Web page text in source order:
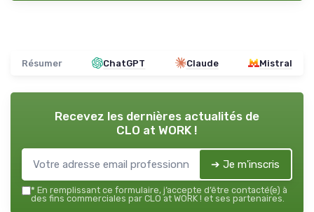
Résumer ChatGPT Claude Mistral
Recevez les dernières actualités de
CLO at WORK !
➔ Je m'inscris
* En remplissant ce formulaire, j’accepte d’être contacté(e) à
des fins commerciales par CLO at WORK ! et ses partenaires.